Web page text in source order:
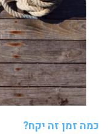
כמה זמן זה יקח?